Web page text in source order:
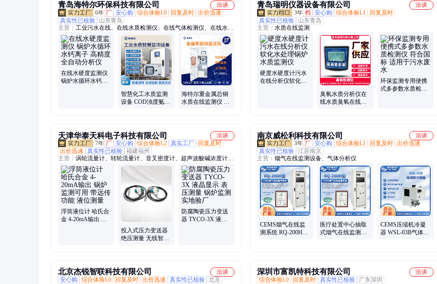
青岛海特尔环保科技有限公司
洽谈
6年 厂 安心购 综合体验L0 回复及时 出价迅速
真实性已核验
山东青岛
主营： 工业污水在线、在线水质检测仪、在线气体检测仪、在线水质
监测仪、便携式水质检测仪、实验室水质检测仪、水质分析仪、电极
法水质检测仪
在线水硬度监测仪
锅炉水循环水钙离
智慧化工水质监测
设备 COD浊度氨氮
海特尔重金属总铜
水质在线监测仪 工
青岛瑞明仪器设备有限公司
洽谈
3年 档 安心购 综合体验L1
回复及时
真实性已核验
山东青岛
主营： 水质在线监测
硬度水硬度计污水
在线分析仪软化水
臭氧水质分析仪在
线水质臭氧在线监
环保监测专用便携
式多参数水质检测
天津华泰天科电子科技有限公司
洽谈
7年 厂 安心购 综合体验L2 真实工厂
回复及时
出价迅速
真实性已核验 福建福州
主营： 涡轮流量计、转轮流量计、音叉密度计、超声波酸碱浓度计、
磁致伸缩液位计、无线射频导纳物位计、外贴超声波液位计、电极液
位开关、超声波流量计、雷达液位计、压力变送器、重锤料位计、电
磁流量计、热式流量计、磁翻板液位计、反应釜真空取样器、电容汽
包液位计、压力表、温度变送器、双金属温度计、浮球液位开关、音
叉液位计、涡街流量计、在线PH计、热电阻
浮筒液位计 哈氏合
金 4-20mA输出 锅
投入式压力变送器
绝压测量 无线智能
防腐陶瓷压力变送
器 TYCO-3X 液晶
南京威松利科技有限公司
洽谈
3年 厂 安心购 综合体验L1 回复及时 出价迅速
真实性已核验 江苏南京
主营： 烟气在线监测设备、气体分析仪
CEMS烟气在线监
测系统 RQ-200H型
医疗处置中心抽取
式烟气在线监测系
CEMS压缩机冷凝
器 WSL-03B气体冷
北京杰锐智联科技有限公司
洽谈
安心购
综合体验L0 回复及时 出价迅速 真实性已核验 北京
深圳市富凯特科技有限公司
洽谈
综合体验L0
回复及时 真实性已核验
广东深圳